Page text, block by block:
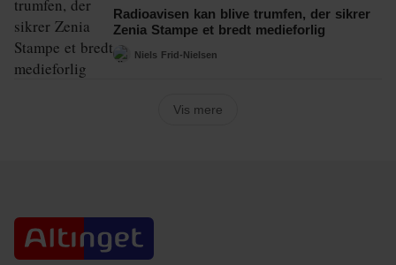
Radioavisen kan blive trumfen, der sikrer
Zenia Stampe et bredt medieforlig
Niels Frid-Nielsen
Vis mere